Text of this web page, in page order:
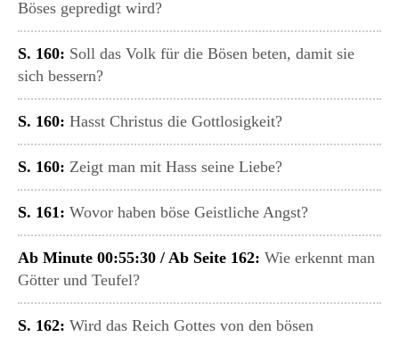
Böses gepredigt wird?
S. 160: Soll das Volk für die Bösen beten, damit sie
sich bessern?
S. 160: Hasst Christus die Gottlosigkeit?
S. 160: Zeigt man mit Hass seine Liebe?
S. 161: Wovor haben böse Geistliche Angst?
Ab Minute 00:55:30 / Ab Seite 162: Wie erkennt man
Götter und Teufel?
S. 162: Wird das Reich Gottes von den bösen